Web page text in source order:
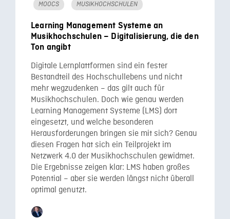
MOOCS MUSIKHOCHSCHULEN
Learning Management Systeme an
Musikhochschulen – Digitalisierung, die den
Ton angibt
Digitale Lernplattformen sind ein fester
Bestandteil des Hochschullebens und nicht
mehr wegzudenken – das gilt auch für
Musikhochschulen. Doch wie genau werden
Learning Management Systeme (LMS) dort
eingesetzt, und welche besonderen
Herausforderungen bringen sie mit sich? Genau
diesen Fragen hat sich ein Teilprojekt im
Netzwerk 4.0 der Musikhochschulen gewidmet.
Die Ergebnisse zeigen klar: LMS haben großes
Potential – aber sie werden längst nicht überall
optimal genutzt.